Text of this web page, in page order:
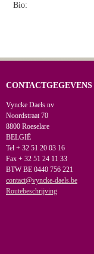
Bio:
CONTACTGEGEVENS
Vyncke Daels nv
Noordstraat 70
8800 Roeselare
BELGIË
Tel + 32 51 20 03 16
Fax + 32 51 24 11 33
BTW BE 0440 756 221
contact@vyncke-daels.be
Routebeschrijving